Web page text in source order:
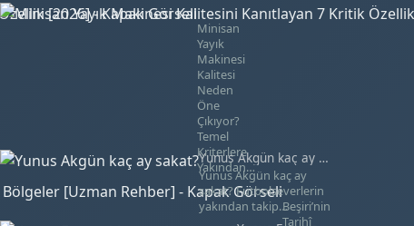
Minisan Yayık Makinesi Kalitesini
Minisan
Yayık
Makinesi
Kalitesi
Neden
Öne
Çıkıyor?
Temel
Kriterlere
Yakından…
Beşiri’nin Tarihî
Beşiri’nin
Tarihî
Yunus Akgün kaç ay sakat?
Yunus Akgün kaç ay
sakat? Futbolseverlerin
yakından takip…